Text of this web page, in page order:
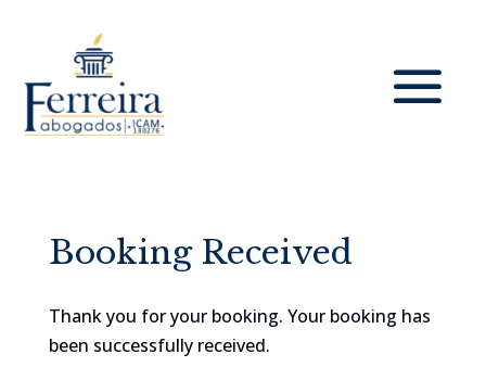
Booking Received
Thank you for your booking. Your booking has
been successfully received.